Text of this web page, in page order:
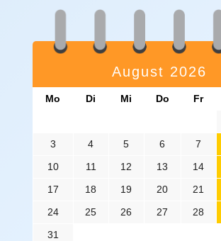
August 2026
Mo Di Mi Do Fr
3
4 5 6 7
10
11 12 13 14
17
18 19 20 21
24
25 26 27 28
31